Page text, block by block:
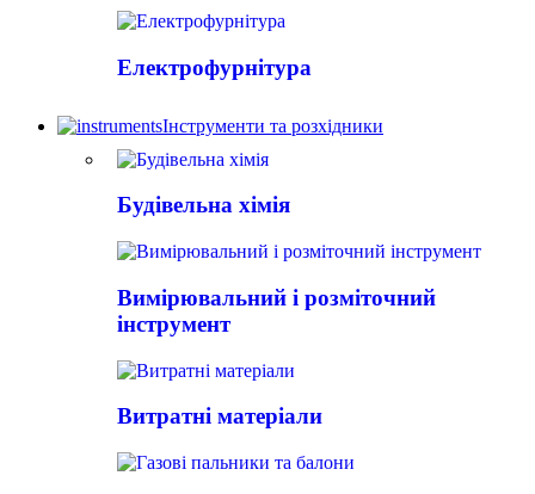
Електрофурнітура
Інструменти та розхідники
Будівельна хімія
Вимірювальний і розміточний
інструмент
Витратні матеріали